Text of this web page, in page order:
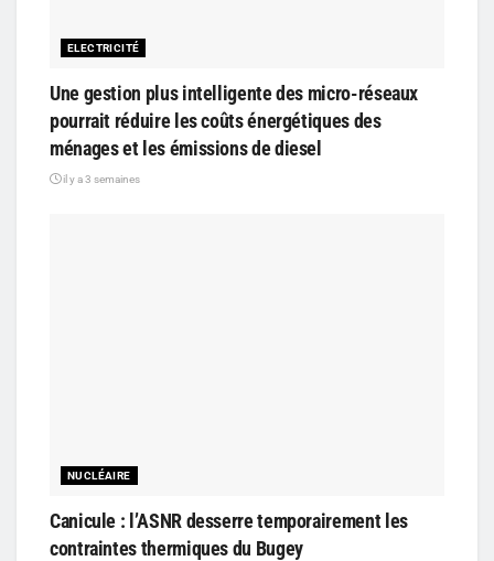
ELECTRICITÉ
Une gestion plus intelligente des micro-réseaux
pourrait réduire les coûts énergétiques des
ménages et les émissions de diesel
il y a 3 semaines
NUCLÉAIRE
Canicule : l’ASNR desserre temporairement les
contraintes thermiques du Bugey